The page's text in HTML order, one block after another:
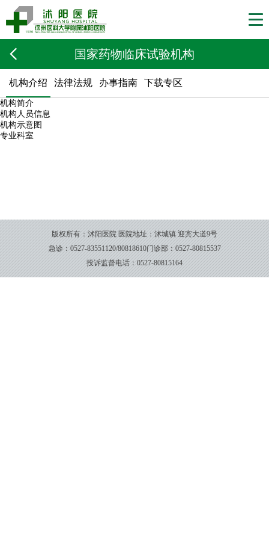
国家药物临床试验机构
机构介绍 法律法规 办事指南 下载专区
机构简介
机构人员信息
机构示意图
专业科室
版权所有：沭阳医院 医院地址：沭城镇 迎宾大道9号
急诊：0527-83551120/80818610门诊部：0527-80815537
投诉监督电话：0527-80815164